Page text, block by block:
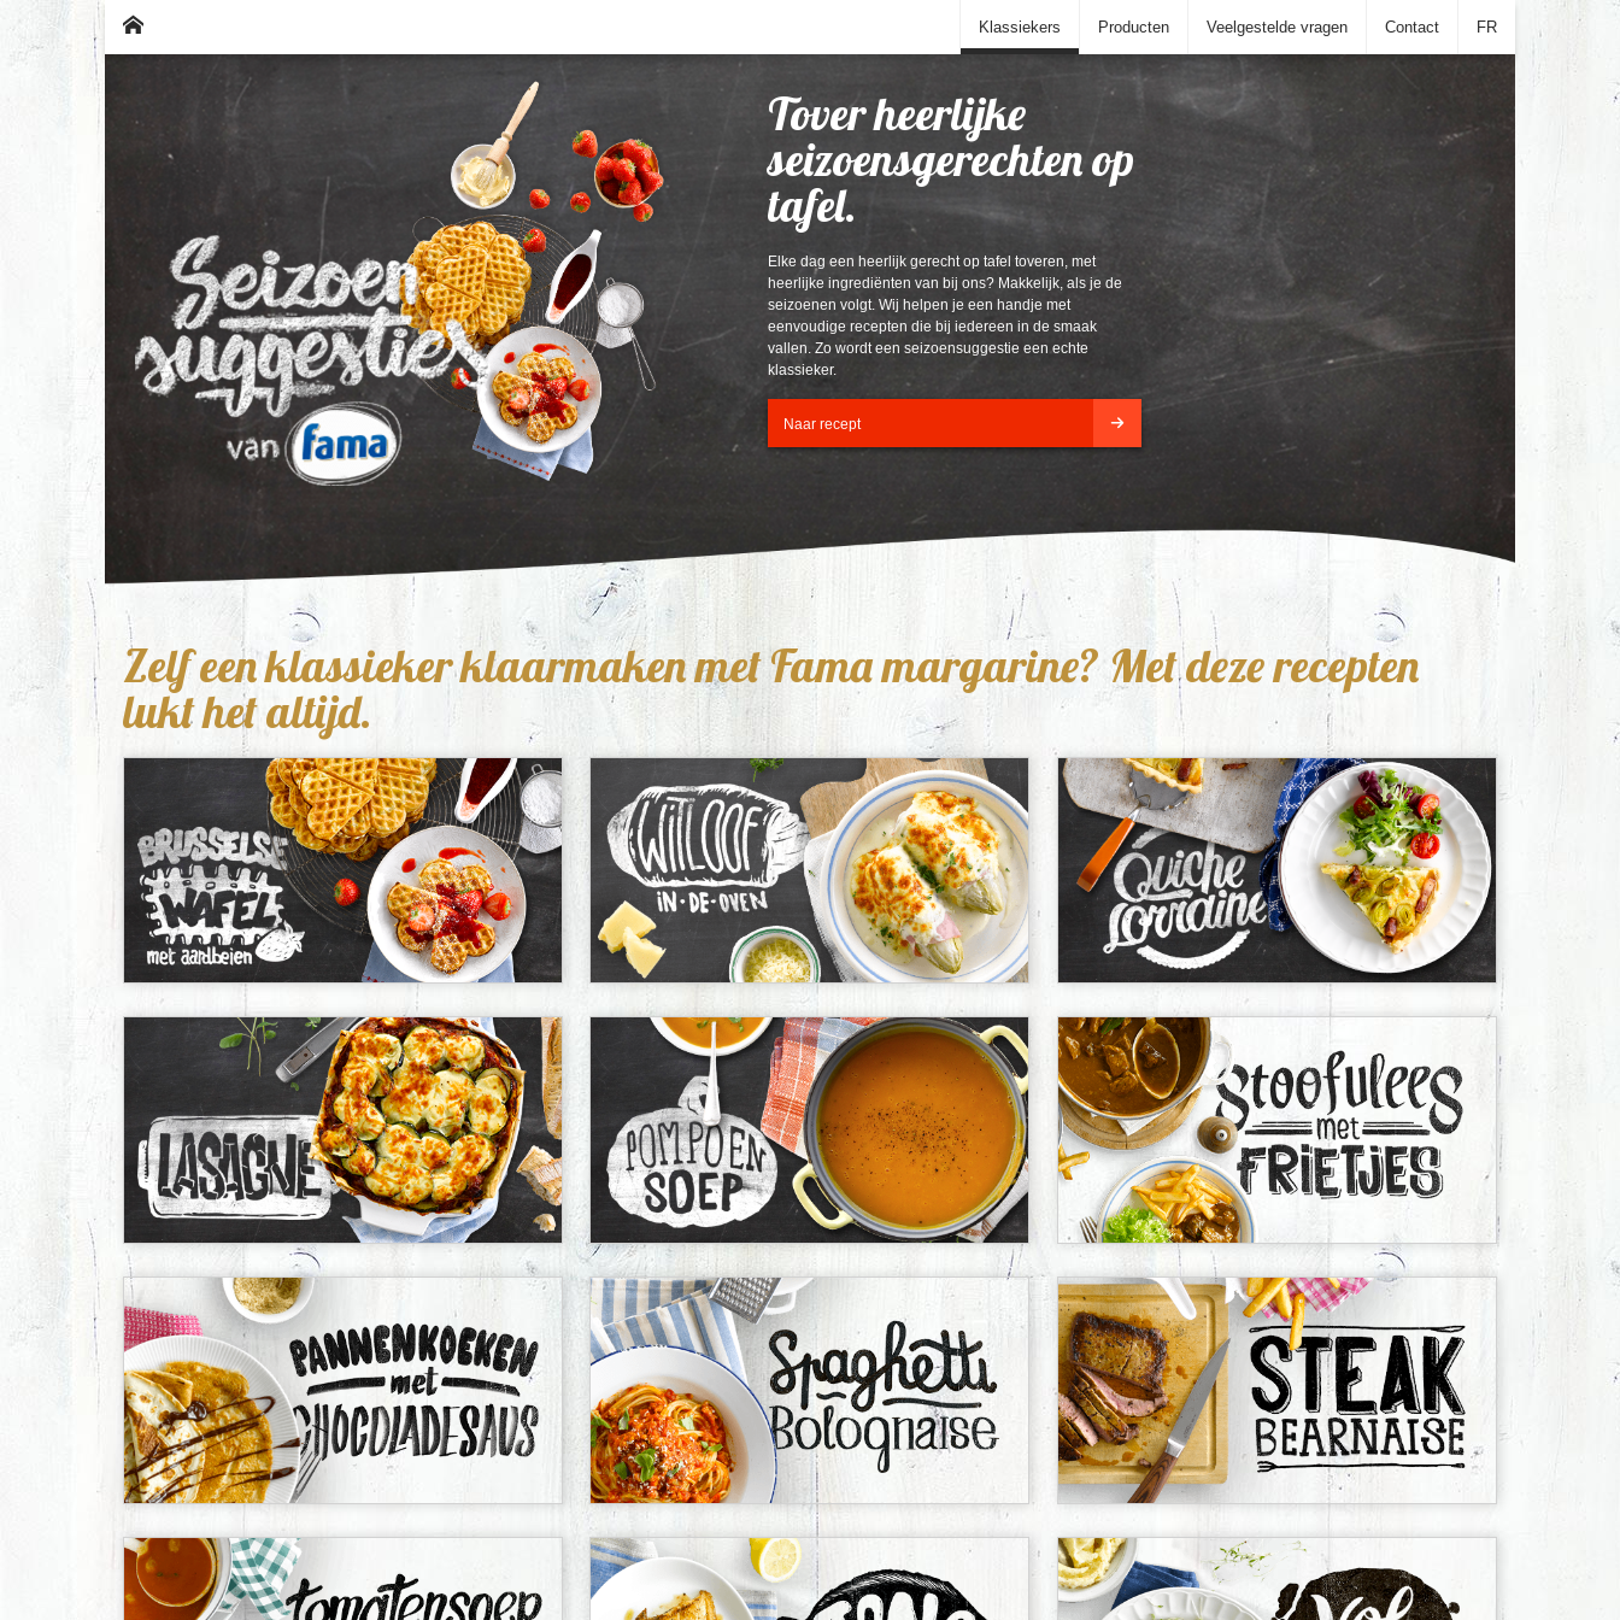
Klassiekers Producten Veelgestelde vragen Contact FR
Tover heerlijke
seizoensgerechten op
tafel.
Elke dag een heerlijk gerecht op tafel toveren, met
heerlijke ingrediënten van bij ons? Makkelijk, als je de
seizoenen volgt. Wij helpen je een handje met
eenvoudige recepten die bij iedereen in de smaak
vallen. Zo wordt een seizoensuggestie een echte
klassieker.
Naar recept
Zelf een klassieker klaarmaken met Fama margarine? Met deze recepten
lukt het altijd.